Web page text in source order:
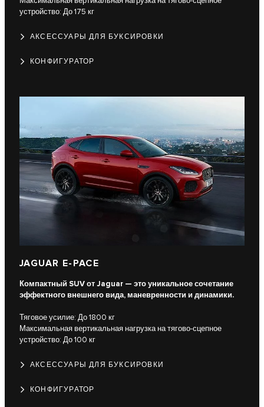
устройство: До 175 кг
АКСЕССУАРЫ ДЛЯ БУКСИРОВКИ
КОНФИГУРАТОР
JAGUAR E-PACE
Компактный SUV от Jaguar — это уникальное сочетание
эффектного внешнего вида, маневренности и динамики.
Тяговое усилие: До 1800 кг
Максимальная вертикальная нагрузка на тягово-сцепное
устройство: До 100 кг
АКСЕССУАРЫ ДЛЯ БУКСИРОВКИ
КОНФИГУРАТОР